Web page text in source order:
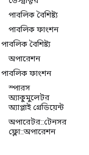
পাবলিক বৈশিষ্ট্য
পাবলিক ফাংশন
পাবলিক বৈশিষ্ট্য
অপারেশন
পাবলিক ফাংশন
স্পারস
অ্যাকুমুলেটর
অ্যাপ্লাই গ্রেডিয়েন্ট
অপারেটর::টেনসর
ফ্লো::অপারেশন